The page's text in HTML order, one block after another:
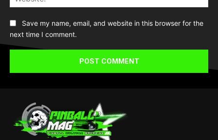
Save my name, email, and website in this browser for the
next time I comment.